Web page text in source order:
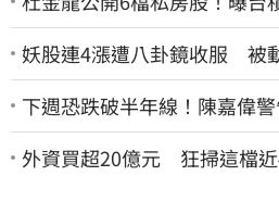
妖股連4漲遭八卦鏡收服 被
下週恐跌破半年線！陳嘉偉
波」：空頭大屠殺剛開始
外資買超20億元 狂掃這檔近